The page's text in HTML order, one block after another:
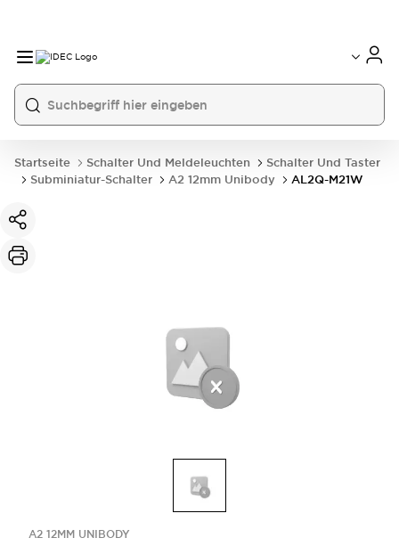
Startseite Schalter Und Meldeleuchten
Schalter Und Taster
Subminiatur-Schalter
A2 12mm Unibody AL2Q-M21W
A2 12MM UNIBODY